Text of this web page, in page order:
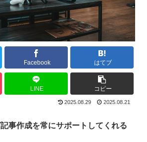
Facebook はてブ
LINE コピー
2025.08.29 2025.08.21
事作成を常にサポートしてくれる